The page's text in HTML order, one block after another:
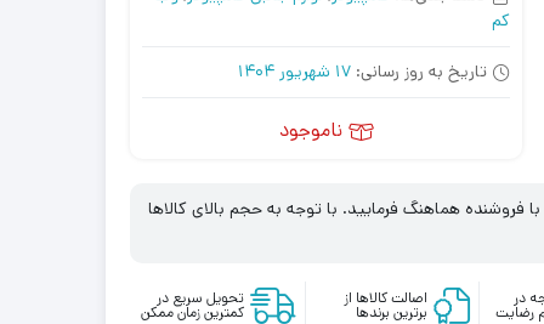
کم
تاریخ به روز رسانی: 17 شهریور 1404
ناموجود
هماهنگ فرمایید. با توجه به حجم بالای کالاها
در
رضایت
اصالت کالاها از
برترین برندها
تحویل سریع در
کمترین زمان ممکن